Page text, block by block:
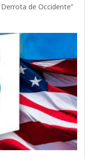
de Occidente”